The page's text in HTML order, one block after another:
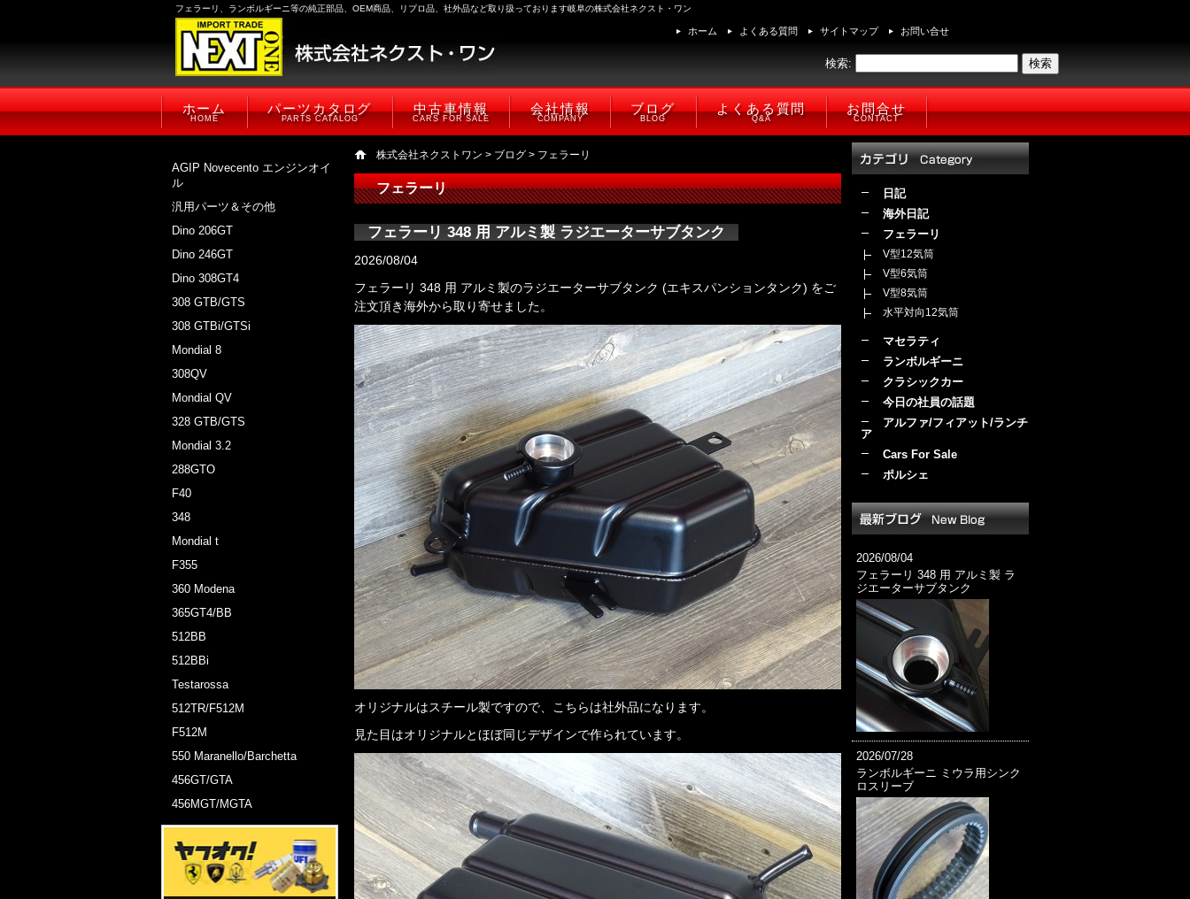
フェラーリ、ランボルギーニ等の純正部品、OEM商品、リプロ品、社外品など取り扱っております岐阜の株式会社ネクスト・ワン
ホーム よくある質問 サイトマップ お問い合せ
検索:
ホーム
HOME
パーツカタログ
PARTS CATALOG
中古車情報
CARS FOR SALE
会社情報
COMPANY
ブログ
BLOG
よくある質問
Q&A
お問合せ
CONTACT
AGIP Novecento エンジンオイ
ル
汎用パーツ＆その他
Dino 206GT
Dino 246GT
Dino 308GT4
308 GTB/GTS
308 GTBi/GTSi
Mondial 8
308QV
Mondial QV
328 GTB/GTS
Mondial 3.2
288GTO
F40
348
Mondial t
F355
360 Modena
365GT4/BB
512BB
512BBi
Testarossa
512TR/F512M
F512M
550 Maranello/Barchetta
456GT/GTA
456MGT/MGTA
株式会社ネクストワン > ブログ > フェラーリ
フェラーリ
フェラーリ 348 用 アルミ製 ラジエーターサブタンク
2026/08/04
フェラーリ 348 用 アルミ製のラジエーターサブタンク (エキスパンションタンク) をご
注文頂き海外から取り寄せました。
オリジナルはスチール製ですので、こちらは社外品になります。
見た目はオリジナルとほぼ同じデザインで作られています。
日記
海外日記
フェラーリ
V型12気筒
V型6気筒
V型8気筒
水平対向12気筒
マセラティ
ランボルギーニ
クラシックカー
今日の社員の話題
アルファ/フィアット/ランチ
ア
Cars For Sale
ポルシェ
2026/08/04
フェラーリ 348 用 アルミ製 ラ
ジエーターサブタンク
2026/07/28
ランボルギーニ ミウラ用シンク
ロスリーブ